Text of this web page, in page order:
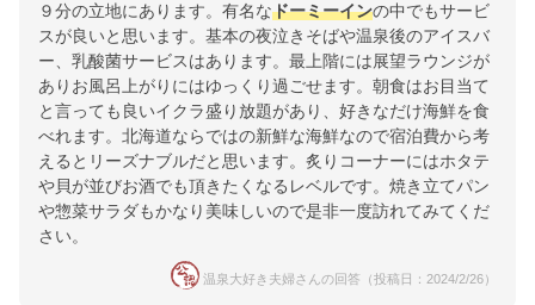
９分の立地にあります。有名なドーミーインの中でもサービ
スが良いと思います。基本の夜泣きそばや温泉後のアイスバ
ー、乳酸菌サービスはあります。最上階には展望ラウンジが
ありお風呂上がりにはゆっくり過ごせます。朝食はお目当て
と言っても良いイクラ盛り放題があり、好きなだけ海鮮を食
べれます。北海道ならではの新鮮な海鮮なので宿泊費から考
えるとリーズナブルだと思います。炙りコーナーにはホタテ
や貝が並びお酒でも頂きたくなるレベルです。焼き立てパン
や惣菜サラダもかなり美味しいので是非一度訪れてみてくだ
さい。
温泉大好き夫婦さんの回答（投稿日：2024/2/26）